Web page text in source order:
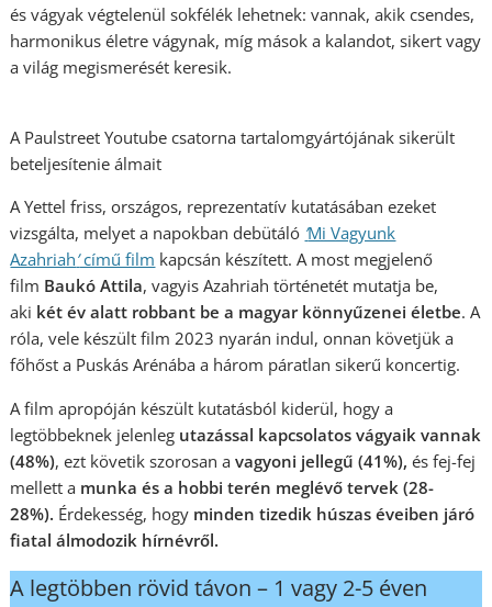
és vágyak végtelenül sokfélék lehetnek: vannak, akik csendes,
harmonikus életre vágynak, míg mások a kalandot, sikert vagy
a világ megismerését keresik.
A Paulstreet Youtube csatorna tartalomgyártójának sikerült
beteljesítenie álmait
A Yettel friss, országos, reprezentatív kutatásában ezeket
vizsgálta, melyet a napokban debütáló ’Mi Vagyunk
Azahriah’című film kapcsán készített. A most megjelenő
film Baukó Attila, vagyis Azahriah történetét mutatja be,
aki két év alatt robbant be a magyar könnyűzenei életbe. A
róla, vele készült film 2023 nyarán indul, onnan követjük a
főhőst a Puskás Arénába a három páratlan sikerű koncertig.
A film apropóján készült kutatásból kiderül, hogy a
legtöbbeknek jelenleg utazással kapcsolatos vágyaik vannak
(48%), ezt követik szorosan avagyoni jellegű (41%), és fej-fej
mellett a munka és a hobbi terén meglévő tervek (28-
28%). Érdekesség, hogy minden tizedik húszas éveiben járó
fiatal álmodozik hírnévről.
A legtöbben rövid távon – 1 vagy 2-5 éven